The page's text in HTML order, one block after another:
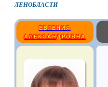
ЛЕНОБЛАСТИ
ЕВГЕНИЯ
АЛЕКСАНДРОВНА